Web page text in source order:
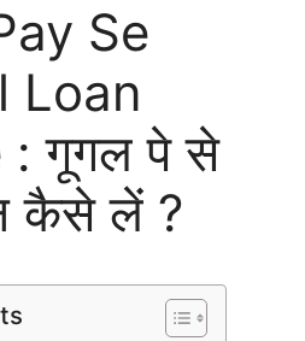
Se
Loan
: गूगल पे से
कैसे लें ?